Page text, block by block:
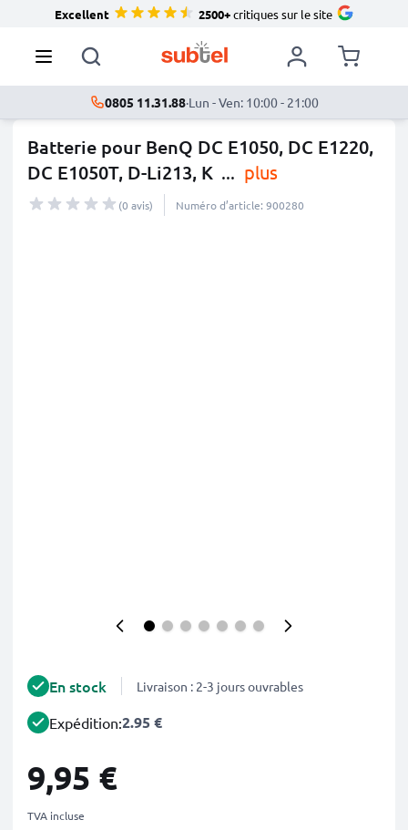
Excellent 2500+critiques sur le site
0805 11.31.88·Lun - Ven: 10:00 - 21:00
Batterie pour BenQ DC E1050, DC E1220,
DC E1050T, D-Li213, K ... plus
(0 avis) Numéro d’article: 900280
En stock Livraison : 2-3 jours ouvrables
Expédition:2.95 €
9,95 €
TVA incluse